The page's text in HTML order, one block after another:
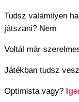
Tudsz valamilyen
játszani? Nem
Voltál már
Játékban tudsz
Optimista vagy?